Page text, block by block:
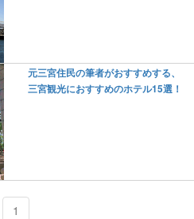
元三宮住民の筆者がおすすめする、
三宮観光におすすめのホテル15選！
1